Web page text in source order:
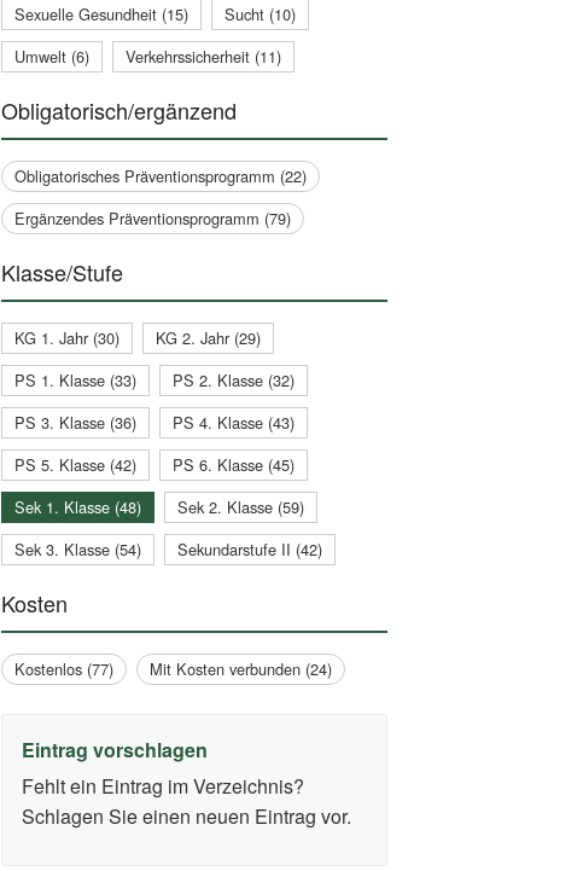
Sexuelle Gesundheit (15)
Sucht (10)
Umwelt (6)
Verkehrssicherheit (11)
Obligatorisch/ergänzend
Obligatorisches Präventionsprogramm (22)
Ergänzendes Präventionsprogramm (79)
Klasse/Stufe
KG 1. Jahr (30)
KG 2. Jahr (29)
PS 1. Klasse (33)
PS 2. Klasse (32)
PS 3. Klasse (36)
PS 4. Klasse (43)
PS 5. Klasse (42)
PS 6. Klasse (45)
Sek 1. Klasse (48)
Sek 2. Klasse (59)
Sek 3. Klasse (54)
Sekundarstufe II (42)
Kosten
Kostenlos (77) Mit Kosten verbunden (24)
Eintrag vorschlagen
Fehlt ein Eintrag im Verzeichnis?
Schlagen Sie einen neuen Eintrag vor.